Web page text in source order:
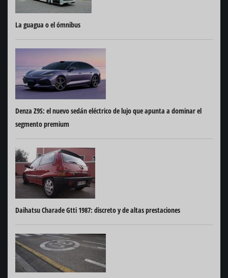
La guagua o el ómnibus
Denza Z9S: el nuevo sedán eléctrico de lujo que apunta a dominar el
segmento premium
Daihatsu Charade Gtti 1987: discreto y de altas prestaciones